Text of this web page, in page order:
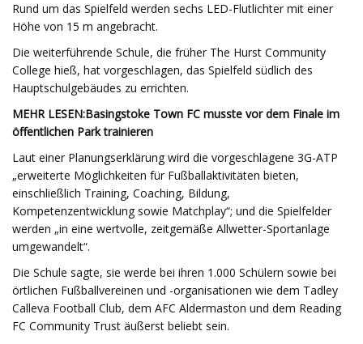
Rund um das Spielfeld werden sechs LED-Flutlichter mit einer
Höhe von 15 m angebracht.
Die weiterführende Schule, die früher The Hurst Community
College hieß, hat vorgeschlagen, das Spielfeld südlich des
Hauptschulgebäudes zu errichten.
MEHR LESEN:Basingstoke Town FC musste vor dem Finale im
öffentlichen Park trainieren
Laut einer Planungserklärung wird die vorgeschlagene 3G-ATP
„erweiterte Möglichkeiten für Fußballaktivitäten bieten,
einschließlich Training, Coaching, Bildung,
Kompetenzentwicklung sowie Matchplay“; und die Spielfelder
werden „in eine wertvolle, zeitgemäße Allwetter-Sportanlage
umgewandelt“.
Die Schule sagte, sie werde bei ihren 1.000 Schülern sowie bei
örtlichen Fußballvereinen und -organisationen wie dem Tadley
Calleva Football Club, dem AFC Aldermaston und dem Reading
FC Community Trust äußerst beliebt sein.